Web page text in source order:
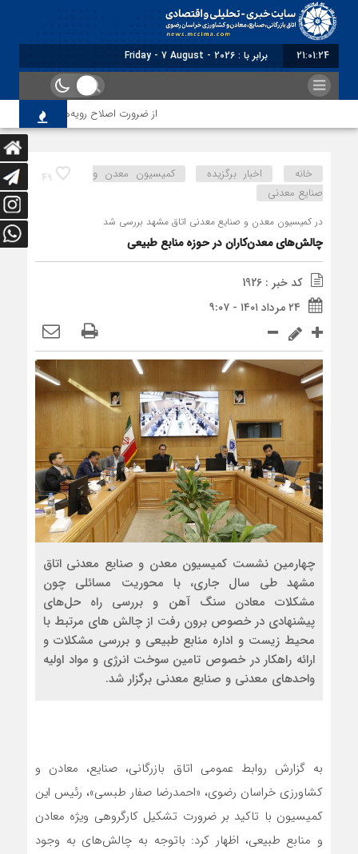
21:01:25 برابر با : Friday - 7 August - 2026
از ضرورت اصلاح رویه‌های بازرسی تا لزوم
49 خانه اخبار برگزیده
کمیسیون معدن و
صنایع معدنی
در کمیسیون معدن و صنایع معدنی اتاق مشهد بررسی شد
چالش‌های معدن‌کاران در حوزه منابع طبیعی
کد خبر : 1926
۲۴ مرداد ۱۴۰۱ - ۹:۰۷
چهارمین نشست کمیسیون معدن و صنایع معدنی اتاق
مشهد طی سال جاری، با محوریت مسائلی چون
مشکلات معادن سنگ آهن و بررسی راه حل‌های
پیشنهادی در خصوص برون رفت از چالش های مرتبط با
محیط زیست و اداره منابع طبیعی و بررسی مشکلات و
ارائه راهکار در خصوص تامین سوخت انرژی و مواد اولیه
واحدهای معدنی و صنایع معدنی برگزار شد.
به گزارش روابط عمومی اتاق بازرگانی، صنایع، معادن و
کشاورزی خراسان‌ رضوی، «احمدرضا صفار طبسی»، رئیس این
کمیسیون با تاکید بر ضرورت تشکیل کارگروهی ویژه معادن
و منابع طبیعی، اظهار کرد: باتوجه به چالش‌های به وجود